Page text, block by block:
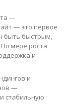
—
— это первое
быть быстрым,
мере роста
и
и
—
стабильную